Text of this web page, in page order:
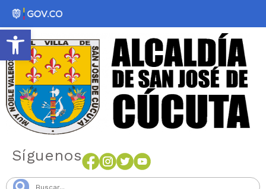
Abrir barra de herramientas
Síguenos